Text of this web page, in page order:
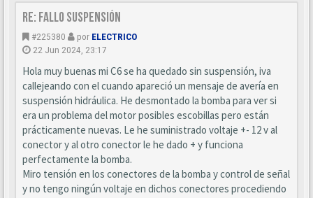
Re: Fallo suspensión
#225380 por ELECTRICO
22 Jun 2024, 23:17
Hola muy buenas mi C6 se ha quedado sin suspensión, iva
callejeando con el cuando apareció un mensaje de avería en
suspensión hidráulica. He desmontado la bomba para ver si
era un problema del motor posibles escobillas pero están
prácticamente nuevas. Le he suministrado voltaje +- 12 v al
conector y al otro conector le he dado + y funciona
perfectamente la bomba.
Miro tensión en los conectores de la bomba y control de señal
y no tengo ningún voltaje en dichos conectores procediendo